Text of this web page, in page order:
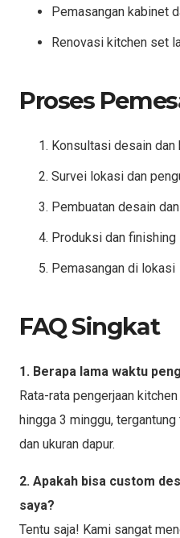
Pemasangan kabinet
Renovasi kitchen set
Proses
Konsultasi desain dan
Survei lokasi dan
Pembuatan desain
Produksi dan finishing
Pemasangan di lokasi
FAQ Singkat
1. Berapa lama waktu
Rata-rata pengerjaan
hingga 3 minggu,
dan ukuran dapur.
2. Apakah bisa custom
saya?
Tentu saja! Kami sangat